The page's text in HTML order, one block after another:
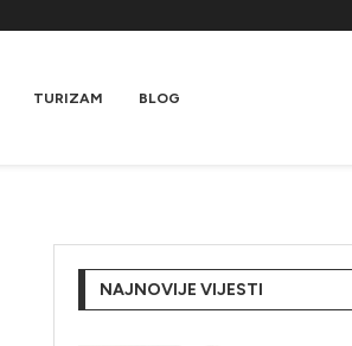
TURIZAM BLOG
NAJNOVIJE VIJESTI